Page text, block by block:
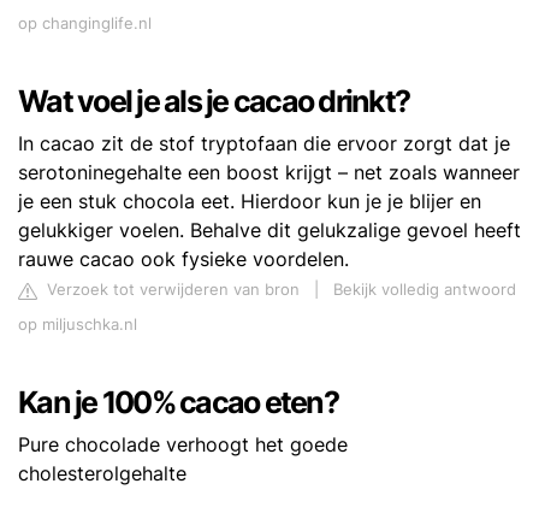
op changinglife.nl
Wat voel je als je cacao drinkt?
In cacao zit de stof tryptofaan die ervoor zorgt dat je
serotoninegehalte een boost krijgt – net zoals wanneer
je een stuk chocola eet. Hierdoor kun je je blijer en
gelukkiger voelen. Behalve dit gelukzalige gevoel heeft
rauwe cacao ook fysieke voordelen.
Verzoek tot verwijderen van bron
Bekijk volledig antwoord
op miljuschka.nl
Kan je 100% cacao eten?
Pure chocolade verhoogt het goede
cholesterolgehalte